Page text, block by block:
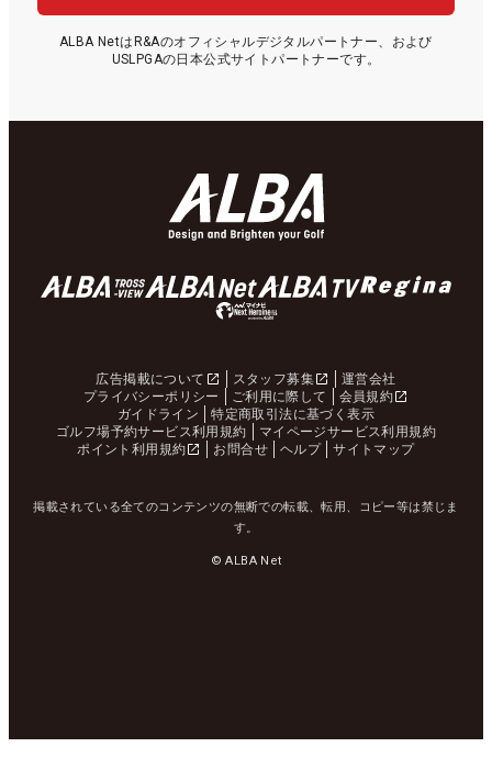
ALBA NetはR&Aのオフィシャルデジタルパートナー、および
USLPGAの日本公式サイトパートナーです。
広告掲載について スタッフ募集
運営会社
プライバシーポリシー
ご利用に際して
会員規約
ガイドライン
特定商取引法に基づく表示
ゴルフ場予約サービス利用規約
マイページサービス利用規約
ポイント利用規約
お問合せ ヘルプ サイトマップ
掲載されている全てのコンテンツの無断での転載、転用、コピー等は禁じま
す。
© ALBA Net